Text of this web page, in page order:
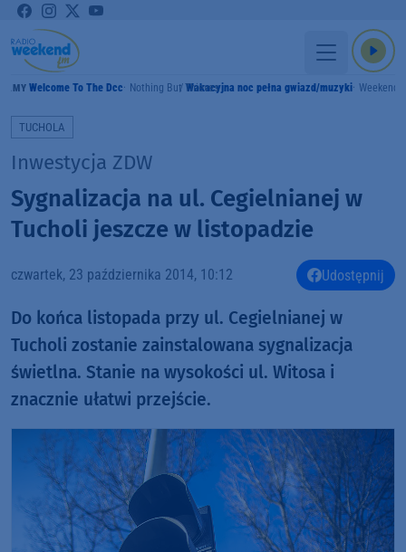
Welcome To The Dcc Nothing But ThievesWakacyjna noc pełna gwiazd/muzyki Weekend
TUCHOLA
Inwestycja ZDW
Sygnalizacja na ul. Cegielnianej w
Tucholi jeszcze w listopadzie
czwartek, 23 października 2014, 10:12 Udostępnij
Do końca listopada przy ul. Cegielnianej w
Tucholi zostanie zainstalowana sygnalizacja
świetlna. Stanie na wysokości ul. Witosa i
znacznie ułatwi przejście.